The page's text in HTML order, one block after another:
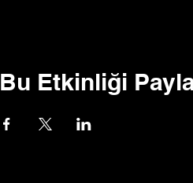
Bu Etkinliği